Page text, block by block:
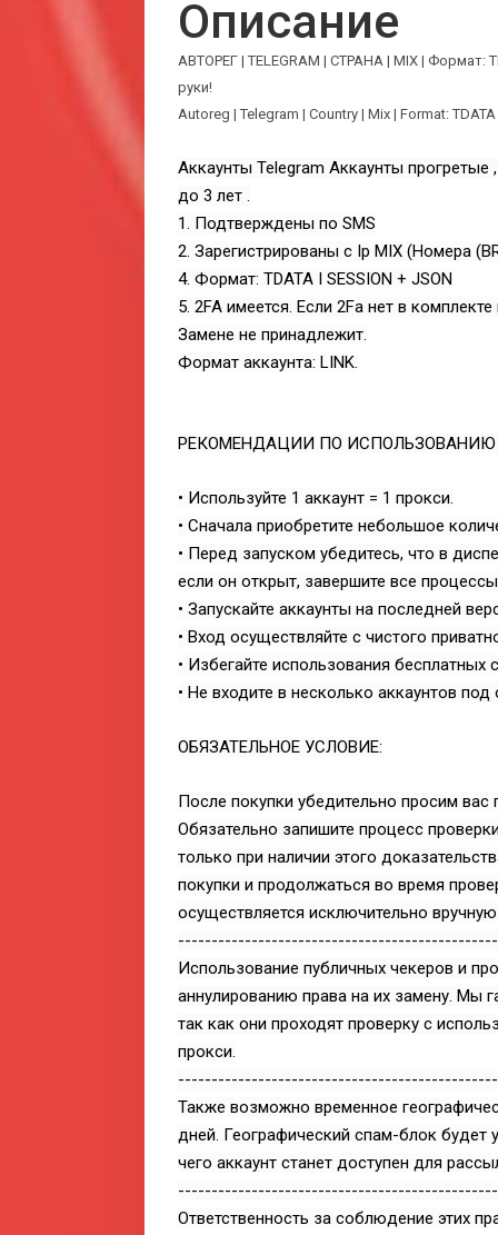
Описание
АВТОРЕГ | TELEGRAM | СТРАНА | MIX | Формат:
руки!
Autoreg | Telegram | Country | Mix | Format:
Аккаунты Telegram Аккаунты
до 3 лет .
1. Подтверждены по SMS
2. Зарегистрированы с Ip MIX (Номера
4. Формат: TDATA I SESSION + JSON
5. 2FA имеется. Если 2Fa нет в
Замене не принадлежит.
Формат аккаунта: LINK.
РЕКОМЕНДАЦИИ ПО ИСПОЛЬЗОВАНИЮ
• Используйте 1 аккаунт = 1 прокси.
• Сначала приобретите небольшое
• Перед запуском убедитесь, что в
если он открыт, завершите все
• Запускайте аккаунты на последней
• Вход осуществляйте с чистого
• Избегайте использования бесплатных
• Не входите в несколько аккаунтов
ОБЯЗАТЕЛЬНОЕ УСЛОВИЕ:
После покупки убедительно просим вас
Обязательно запишите процесс
только при наличии этого
покупки и продолжаться во время
осуществляется исключительно
Использование публичных чекеров и
аннулированию права на их замену. Мы
так как они проходят проверку с
прокси.
Также возможно временное
дней. Географический спам-блок будет
чего аккаунт станет доступен для
Ответственность за соблюдение этих